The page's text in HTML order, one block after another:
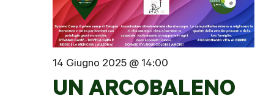
14 Giugno 2025 @ 14:00
UN ARCOBALENO